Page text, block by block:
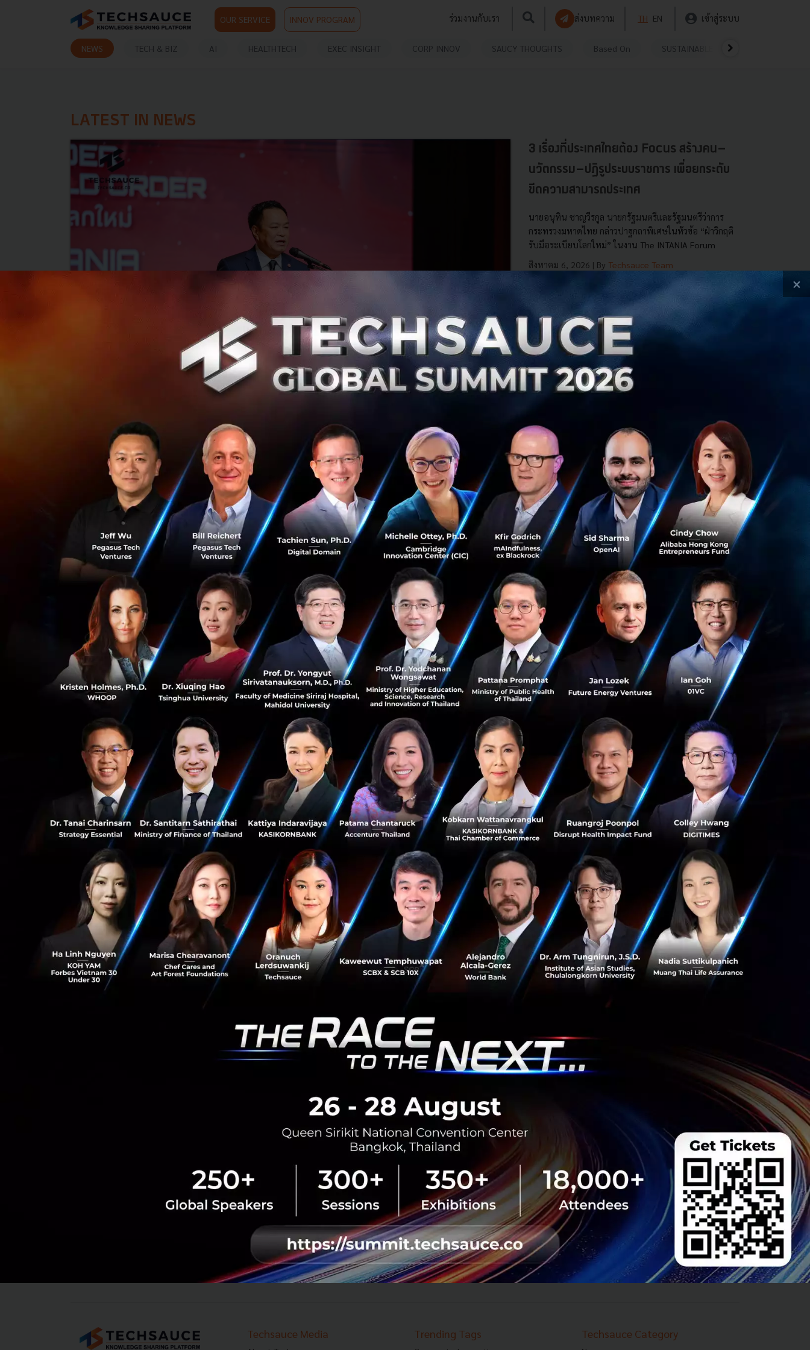
OUR SERVICE INNOV PROGRAM ร่วมงานกับเรา ส่งบทความ TH EN เข้าสู่ระบบ
NEWS TECH & BIZ AI HEALTHTECH EXEC INSIGHT CORP INNOV SAUCY THOUGHTS Based On SUSTAINABLE
LATEST IN NEWS
3 เรื่องที่ประเทศไทยต้อง Focus สร้างคน–
นวัตกรรม–ปฏิรูประบบราชการ เพื่อยกระดับ
ขีดความสามารถประเทศ
นายอนุทิน ชาญวีรกูล นายกรัฐมนตรีและรัฐมนตรีว่าการ
กระทรวงมหาดไทย กล่าวปาฐกถาพิเศษในหัวข้อ “ฝ่าวิกฤติ
รับมือระเบียบโลกใหม่” ในงาน The INTANIA Forum
สิงหาคม 6, 2026 | By Techsauce Team
ธนาคารกสิกรไทยจับมือ dtac Accelerate และแอพ
พลิเคชั่น Piggipo ประกาศร่วมมือเป็นพันธมิตรแลก
เปลี่ยนช่องทางการสื่อสาร เอาใจคนใช้บัตรเครดิต
ดีแทค แอ็คเซเลเรท และแอพพลิเคชั่นพิกกิ
โปะ (Piggipo) ประกาศความร่วมมือเป็นพันธมิตรครั้งสำคัญ
กับธนาคารกสิกรไทย หรือKBank แลกเปลี่ยนช่องทางการ
สื่อสารรูปแบบใหม่ภายในแอพพลิเคชั่นพิกกิโ...
กันยายน 24, 2015
0
News PR News piggipo FinTech
Canvasflip เครื่องมือช่วยกลุ่มสตาร์ทอัปสร้างแอป
เสมือนจริง
CanvasFlip คือแพลตฟอร์มระบบที่พร้อมให้บริการแก่ผู้ใช้
งานได้สร้างสรรค์แอปหรือเว็บไซต์ Vipul ผู้ก่อตั้งเขาพัฒนา
แพลตฟอร์มนี้โดยอาศัยประสบการณ์ที่ Startups และสิ่งที่
ลูกค้าได้เผชิญนำสิ...
กันยายน 23, 2015
Nicharee
0
News Startup Canvasflip
Between จับมือ Casetify เปิดตัวแอปสร้างเคสมือ
ถือแบบที่คุณอยากได้ชิ้นเดียวในโลก
เมื่อวันที่ 21 กันยายน Between แอปพลิเคชันที่ให้บริการ
สำหรับคู่รักเพื่อแชร์ความรักของพวกเขาลงบนพื้นที่ส่วนตัวได้
จับมือกับ Casetify ซึ่งเป็นบริษัทผลิตเคสโทรศัพท์และอื่นๆอีก
มากมาย เป...
กันยายน 23, 2015 | ByTechsauce Team
0
News Between Startup Casetify
สำนักงานนวัตกรรมแห่งชาติ (NIA) เปิดตัวโครงการ
"Software Dee Season 3"
กระทรวงวิทยาศาสตร์และเทคโนโลยี โดยสำนักงานนวัตกรรม
แห่งชาติ (องค์การมหาชน) หรือ สนช. จัดการแถลงข่าวเปิดตัว
การนวัตกรรมรายใหม่แล...
กันยายน 22, 2015| By Techsauce Team
Thailand Software Dee Season 3
SIPA ควง TDRI เผยตลาดดิจิทัลคอนเทนต์ไทยปี
2557 เกมเติบโต 14.7% แต่แอนิเมชั่นหดตัว 8.1%
สำนักงานส่งเสริมอุตสาหกรรมซอฟต์แวร์แห่งชาติ (องค์การ
มหาชน) (ซิป้า) ร่วมกับสถาบันวิจัยเพื่อการพัฒนา
ประเทศไทย (ทีดีอาร์ไอ) เผยผลการสำรวจมูลค่าตลาดดิจิทัล
คอนเทนต์ของประเทศไทยประจำปี 2...
กันยายน 19, 2015| ByTechsauce Team
News TDRI SIPA Game Thailand
1706 1707 1708 1709 1710 ... 1737 1738 ›
Techsauce Media Trending Tags Techsauce Category
×